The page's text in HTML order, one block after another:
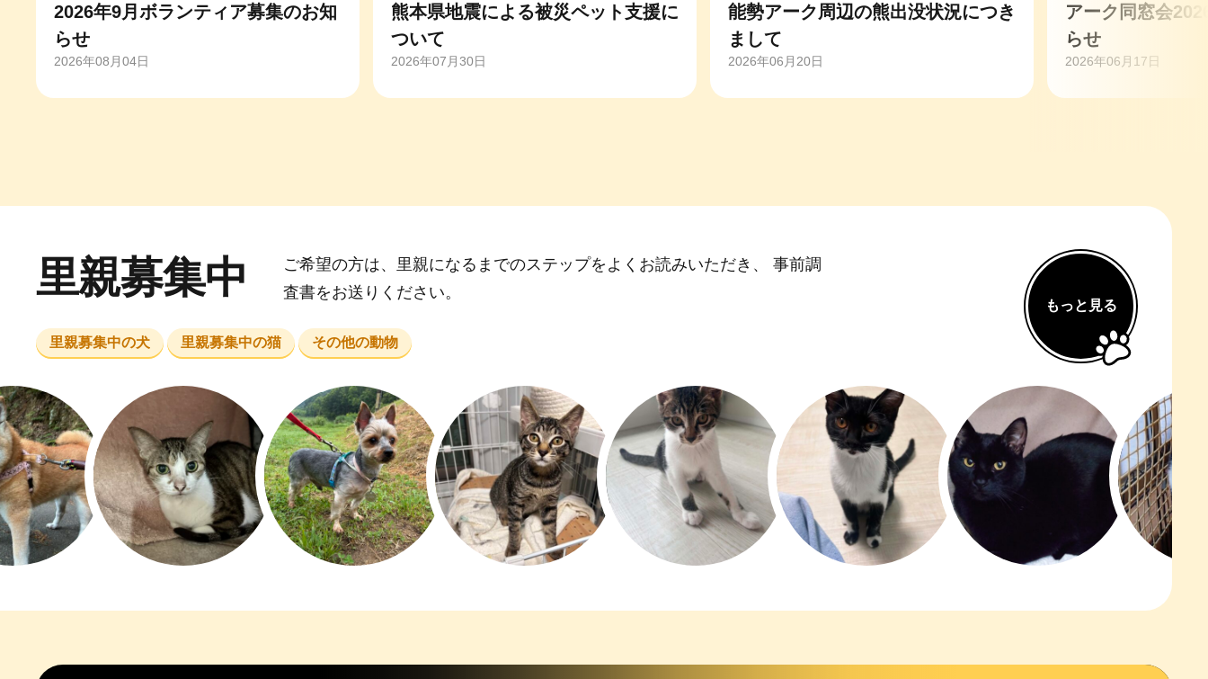
2026年9月ボランティア募集のお知
らせ
2026年08月04日
熊本県地震による被災ペット支援に
ついて
2026年07月30日
能勢アーク周辺の熊出没状況につき
まして
2026年06月20日
アーク同窓会
らせ
2026年06月17日
里親募集中
ご希望の方は、里親になるまでのステップをよくお読みいただき、 事前調
査書をお送りください。
里親募集中の犬 里親募集中の猫 その他の動物
もっと見る